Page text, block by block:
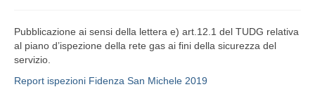
Pubblicazione ai sensi della lettera e) art.12.1 del TUDG relativa
al piano d’ispezione della rete gas ai fini della sicurezza del
servizio.
Report ispezioni Fidenza San Michele 2019